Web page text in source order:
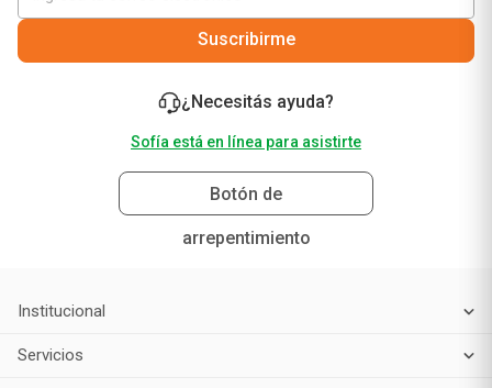
Suscribirme
¿Necesitás ayuda?
Sofía está en línea para asistirte
Botón de
arrepentimiento
Institucional
Servicios